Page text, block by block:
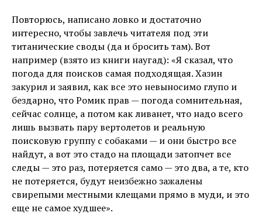
Повторюсь, написано ловко и достаточно
интересно, чтобы завлечь читателя под эти
титанические своды (да и бросить там). Вот
например (взято из книги наугад): «Я сказал, что
погода для поисков самая подходящая. Хазин
закурил и заявил, как все это невыносимо глупо и
бездарно, что Ромик прав — погода сомнительная,
сейчас солнце, а потом как ливанет, что надо всего
лишь вызвать пару вертолетов и реальную
поисковую группу с собаками — и они быстро все
найдут, а вот это стадо на площади затопчет все
следы — это раз, потеряется само — это два, а те, кто
не потеряется, будут неизбежно зажалены
свирепыми местными клещами прямо в муди, и это
еще не самое худшее».